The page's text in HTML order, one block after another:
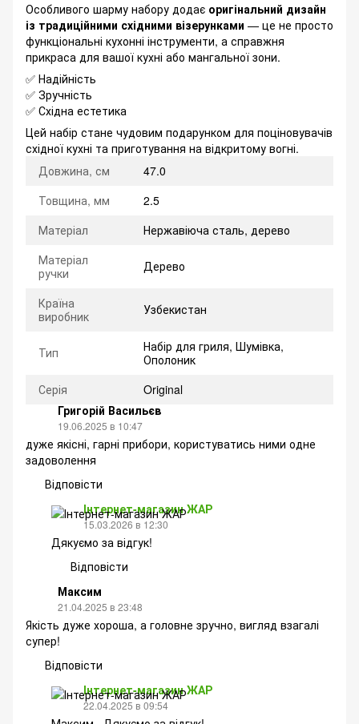
Особливого шарму набору додає оригінальний дизайн
із традиційними східними візерунками — це не просто
функціональні кухонні інструменти, а справжня
прикраса для вашої кухні або мангальної зони.
✅ Надійність
✅ Зручність
✅ Східна естетика
Цей набір стане чудовим подарунком для поціновувачів
східної кухні та приготування на відкритому вогні.
Довжина, см
47.0
Товщина, мм
2.5
Матеріал
Нержавіюча сталь, дерево
Матеріал
ручки
Дерево
Країна
виробник
Узбекистан
Тип
Набір для гриля, Шумівка,
Ополоник
Серія
Original
Григорій Васильєв
19.06.2025 в 10:47
дуже якісні, гарні прибори, користуватись ними одне
задоволення
Відповісти
Інтернет-магазин ЖАР
15.03.2026 в 12:30
Дякуємо за відгук!
Відповісти
Максим
21.04.2025 в 23:48
Якість дуже хороша, а головне зручно, вигляд взагалі
супер!
Відповісти
Інтернет-магазин ЖАР
22.04.2025 в 09:54